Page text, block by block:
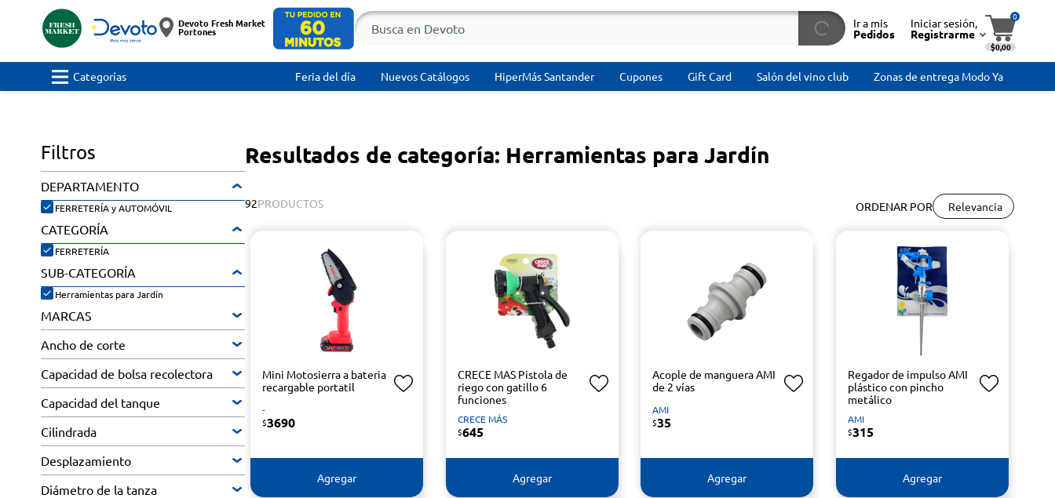
Devoto Fresh Market
Portones
Ir a mis
Pedidos
Iniciar sesión,
Registrarme
0
$0,00
Categorías Feria del día Nuevos Catálogos HiperMás Santander Cupones Gift Card Salón del vino club Zonas de entrega Modo Ya
Filtros
DEPARTAMENTO
FERRETERÍA y AUTOMÓVIL
CATEGORÍA
FERRETERÍA
SUB-CATEGORÍA
Herramientas para Jardín
MARCAS
Ancho de corte
Capacidad de bolsa recolectora
Capacidad del tanque
Cilindrada
Desplazamiento
Diámetro de la tanza
Resultados de categoría: Herramientas para Jardín
ORDENAR POR Relevancia
92PRODUCTOS
Mini Motosierra a bateria
recargable portatil
-
$3690
Agregar
CRECE MAS Pistola de
riego con gatillo 6
funciones
CRECE MÁS
$645
Agregar
Acople de manguera AMI
de 2 vías
AMI
$35
Agregar
Regador de impulso AMI
plástico con pincho
metálico
AMI
$315
Agregar